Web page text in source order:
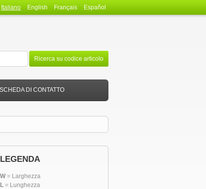
Italiano English Français Español
Ricerca su codice articolo
SCHEDA DI CONTATTO
LEGENDA
W = Larghezza
L = Lunghezza